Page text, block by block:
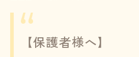
【保護者様へ】